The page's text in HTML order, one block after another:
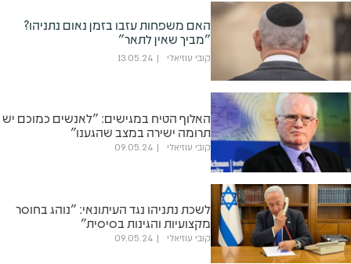
האם משפחות עזבו בזמן נאום נתניהו?
"מביך שאין לתאר"
קובי עוזיאלי 13.05.24
האלוף הטיח במגישים: "לאנשים כמוכם יש
תרומה ישירה במצב שהגענו"
קובי עוזיאלי 09.05.24
לשכת נתניהו נגד העיתונאי: "נוהג בחוסר
מקצועיות והגינות בסיסית"
קובי עוזיאלי 09.05.24